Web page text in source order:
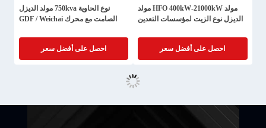
مولد HFO 400kW-21000kW مولد
الديزل نوع الزيت لمؤسسات التعدين
احصل على أفضل سعر
نوع الحاوية 750kva مولد الديزل
الصامت مع محرك GDF / Weichai
احصل على أفضل سعر